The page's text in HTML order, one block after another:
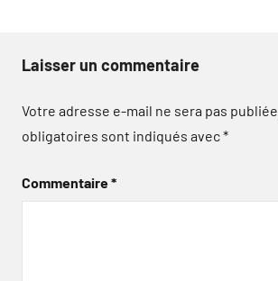
Laisser un commentaire
Votre adresse e-mail ne sera pas publiée.
obligatoires sont indiqués avec*
Commentaire*